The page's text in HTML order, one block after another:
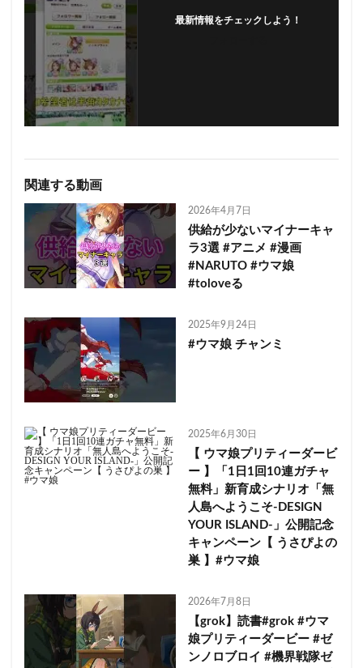
最新情報をチェックしよう！
関連する動画
2026年4月7日
供給が少ないマイナーキャ
ラ3選 #アニメ #漫画
#NARUTO #ウマ娘
#toloveる
2025年9月24日
#ウマ娘 チャンミ
2025年6月30日
【 ウマ娘プリティーダービ
ー 】「1日1回10連ガチャ
無料」新育成シナリオ「無
人島へようこそ-DESIGN
YOUR ISLAND-」公開記念
キャンペーン【 うさぴよの
巣 】#ウマ娘
2026年7月8日
【grok】読書#grok #ウマ
娘プリティーダービー #ゼ
ンノロブロイ #機界戦隊ゼ